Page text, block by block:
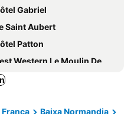
Gabriel
Saint Aubert
Patton
Western Le Moulin De Ducey
Mère Poulard
Ariane
França
Baixa Normandia